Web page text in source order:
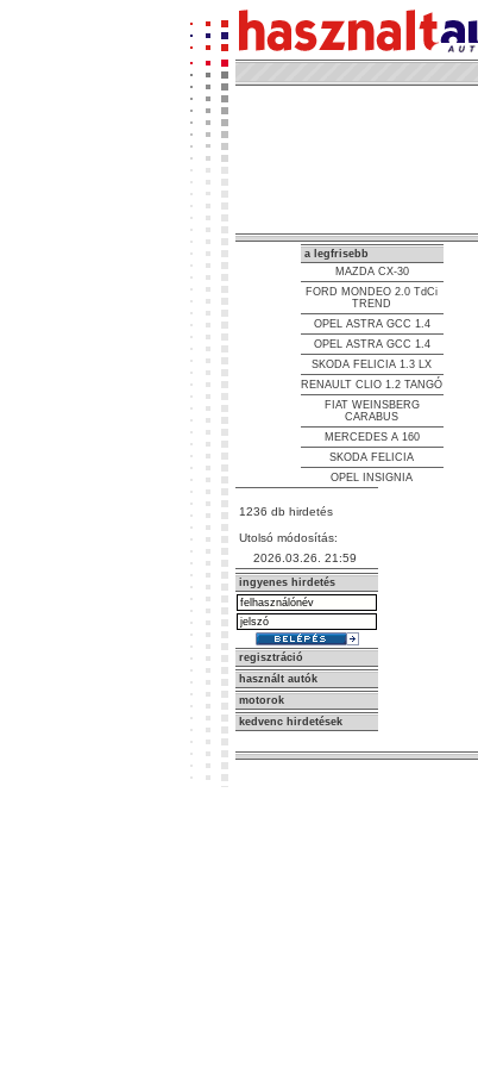
a legfrisebb
MAZDA CX-30
FORD MONDEO 2.0 TdCi
TREND
OPEL ASTRA GCC 1.4
OPEL ASTRA GCC 1.4
SKODA FELICIA 1.3 LX
RENAULT CLIO 1.2 TANGÓ
FIAT WEINSBERG
CARABUS
MERCEDES A 160
SKODA FELICIA
OPEL INSIGNIA
1236 db hirdetés
Utolsó módosítás:
2026.03.26. 21:59
ingyenes hirdetés
regisztráció
használt autók
motorok
kedvenc hirdetések